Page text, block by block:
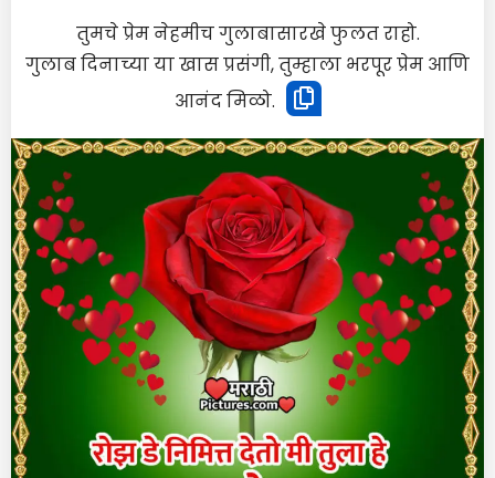
तुमचे प्रेम नेहमीच गुलाबासारखे फुलत राहो.
गुलाब दिनाच्या या खास प्रसंगी, तुम्हाला भरपूर प्रेम आणि
आनंद मिळो.